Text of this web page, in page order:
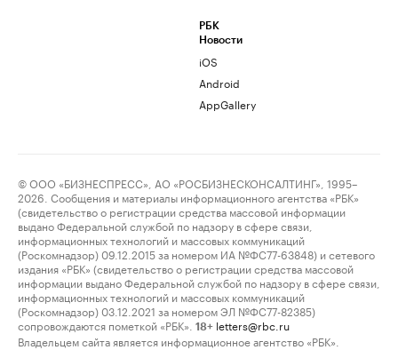
РБК
Новости
iOS
Android
AppGallery
© ООО «БИЗНЕСПРЕСС», АО «РОСБИЗНЕСКОНСАЛТИНГ», 1995–
2026. Сообщения и материалы информационного агентства «РБК»
(свидетельство о регистрации средства массовой информации
выдано Федеральной службой по надзору в сфере связи,
информационных технологий и массовых коммуникаций
(Роскомнадзор) 09.12.2015 за номером ИА №ФС77-63848) и сетевого
издания «РБК» (свидетельство о регистрации средства массовой
информации выдано Федеральной службой по надзору в сфере связи,
информационных технологий и массовых коммуникаций
(Роскомнадзор) 03.12.2021 за номером ЭЛ №ФС77-82385)
сопровождаются пометкой «РБК».
18+ letters@rbc.ru
Владельцем сайта является информационное агентство «РБК».